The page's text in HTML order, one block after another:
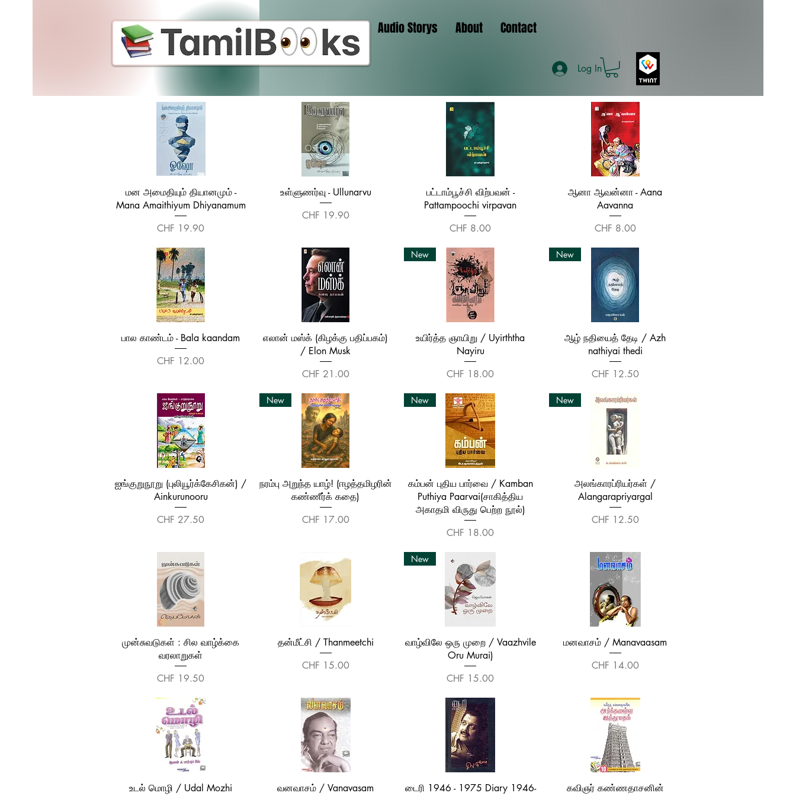
Audio Storys About Contact
Log In
Quick View
மன அமைதியும் தியானமும் -
Mana Amaithiyum Dhiyanamum
Price
CHF 19.90
Quick View
உள்ளுணர்வு - Ullunarvu
Price
CHF 19.90
Quick View
பட்டாம்பூச்சி விற்பவன் -
Pattampoochi virpavan
Price
CHF 8.00
Quick View
ஆனா ஆவன்னா - Aana
Aavanna
Price
CHF 8.00
Quick View
பால காண்டம் - Bala kaandam
Price
CHF 12.00
Quick View
எலான் மஸ்க் (கிழக்கு பதிப்பகம்)
/ Elon Musk
Price
CHF 21.00
Quick View
New
உயிர்த்த ஞாயிறு / Uyirththa
Nayiru
Price
CHF 18.00
Quick View
New
ஆழ் நதியைத் தேடி / Azh
nathiyai thedi
Price
CHF 12.50
Quick View
ஐங்குறுநூறு (புலியூர்க்கேசிகன்) /
Ainkurunooru
Price
CHF 27.50
Quick View
New
நரம்பு அறுந்த யாழ்! (ஈழத்தமிழரின்
கண்ணீர்க் கதை)
Price
CHF 17.00
Quick View
New
கம்பன் புதிய பார்வை / Kamban
Puthiya Paarvai(சாகித்திய
அகாதமி விருது பெற்ற நூல்)
Price
CHF 18.00
Quick View
New
அலங்காரப்ரியர்கள் /
Alangarapriyargal
Price
CHF 12.50
Quick View
முன்சுவடுகள் : சில வாழ்க்கை
வரலாறுகள்
Price
CHF 19.50
Quick View
தன்மீட்சி / Thanmeetchi
Price
CHF 15.00
Quick View
New
வாழ்விலே ஒரு முறை / Vaazhvile
Oru Murai)
Price
CHF 15.00
Quick View
மனவாசம் / Manavaasam
Price
CHF 14.00
Quick View
உடல் மொழி / Udal Mozhi
Quick View
வனவாசம் / Vanavasam
Quick View
டைரி 1946 - 1975 Diary 1946-
Quick View
கவிஞர் கண்ணதாசனின்